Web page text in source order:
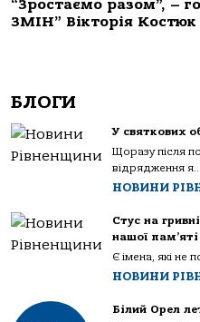
“Зростаємо разом”, –
ЗМІН” Вікторія Костюк
БЛОГИ
У святкових
Щоразу після
відрядження я...
НОВИНИ
Стус на
нашої пам’яті
Є імена, які не
НОВИНИ
Білий Орел